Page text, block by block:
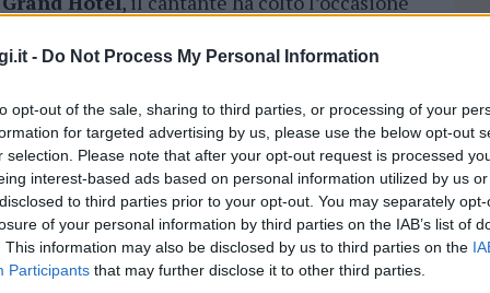
- Do Not Process My Personal Information
opt-out of the sale, sharing to third parties, or processing of your
for targeted advertising by us, please use the below opt-out
selection. Please note that after your opt-out request is processed
interest-based ads based on personal information utilized by us
to third parties prior to your opt-out. You may separately
of your personal information by third parties on the IAB’s list of
This information may also be disclosed by us to third parties on the
Participants that may further disclose it to other third parties.
un memorabile spettacolo i “50 anni di
e ricca di divertimento.
libidine”, ad Alghero l’unica tappa
dai vip.
Gallura, si conferma una meta ambita anche